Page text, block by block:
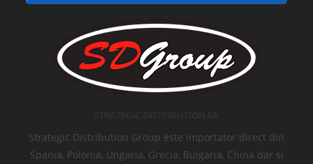
Strategic Distribution Group este importator direct din
Spania, Polonia, Ungaria, Grecia, Bulgaria, China dar si